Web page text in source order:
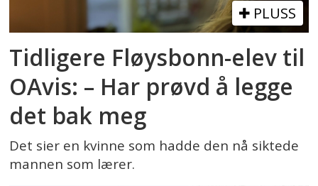
PLUSS
Tidligere Fløysbonn-elev til
OAvis: – Har prøvd å legge
det bak meg
Det sier en kvinne som hadde den nå siktede
mannen som lærer.